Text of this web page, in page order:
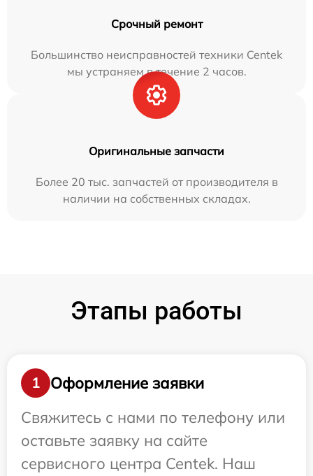
Срочный ремонт
Большинство неисправностей техники Centek
мы устраняем в течение 2 часов.
Оригинальные запчасти
Более 20 тыс. запчастей от производителя в
наличии на собственных складах.
Этапы работы
1
Оформление заявки
Свяжитесь с нами по телефону или
оставьте заявку на сайте
сервисного центра Centek. Наш